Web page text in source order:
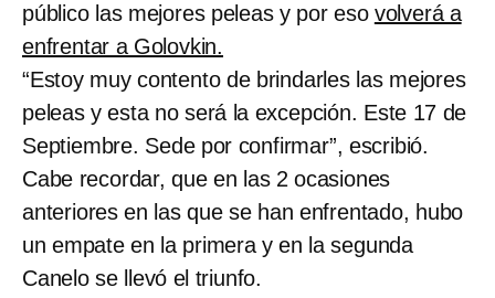
público las mejores peleas y por eso volverá a
enfrentar a Golovkin.
“Estoy muy contento de brindarles las mejores
peleas y esta no será la excepción. Este 17 de
Septiembre. Sede por confirmar”, escribió.
Cabe recordar, que en las 2 ocasiones
anteriores en las que se han enfrentado, hubo
un empate en la primera y en la segunda
Canelo se llevó el triunfo.